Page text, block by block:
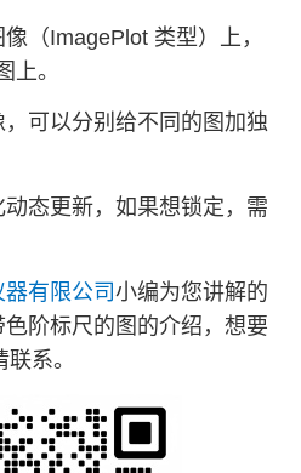
（ImagePlot 类型）上，
上。
可以分别给不同的图加独
态更新，如果想锁定，需
有限公司 小编为您讲解的
阶标尺的图的介绍，想要
系。